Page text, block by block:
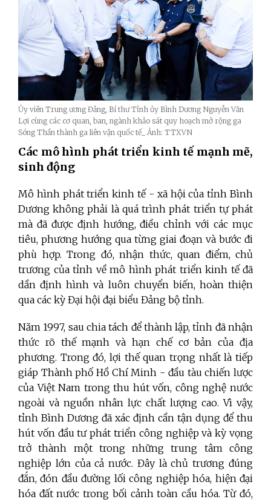
Ủy viên Trung ương Đảng, Bí thư Tỉnh ủy Bình Dương Nguyễn Văn
Lợi cùng các cơ quan, ban, ngành khảo sát quy hoạch mở rộng ga
Sóng Thần thành ga liên vận quốc tế_ Ảnh: TTXVN
Các mô hình phát triển kinh tế mạnh mẽ,
sinh động
Mô hình phát triển kinh tế - xã hội của tỉnh Bình
Dương không phải là quá trình phát triển tự phát
mà đã được định hướng, điều chỉnh với các mục
tiêu, phương hướng qua từng giai đoạn và bước đi
phù hợp. Trong đó, nhận thức, quan điểm, chủ
trương của tỉnh về mô hình phát triển kinh tế đã
dần định hình và luôn chuyển biến, hoàn thiện
qua các kỳ Đại hội đại biểu Đảng bộ tỉnh.
Năm 1997, sau chia tách để thành lập, tỉnh đã nhận
thức rõ thế mạnh và hạn chế cơ bản của địa
phương. Trong đó, lợi thế quan trọng nhất là tiếp
giáp Thành phố Hồ Chí Minh - đầu tàu chiến lược
của Việt Nam trong thu hút vốn, công nghệ nước
ngoài và nguồn nhân lực chất lượng cao. Vì vậy,
tỉnh Bình Dương đã xác định cần tận dụng để thu
hút vốn đầu tư phát triển công nghiệp và kỳ vọng
trở thành một trong những trung tâm công
nghiệp lớn của cả nước. Đây là chủ trương đúng
đắn, đón đầu đường lối công nghiệp hóa, hiện đại
hóa đất nước trong bối cảnh toàn cầu hóa. Từ đó,